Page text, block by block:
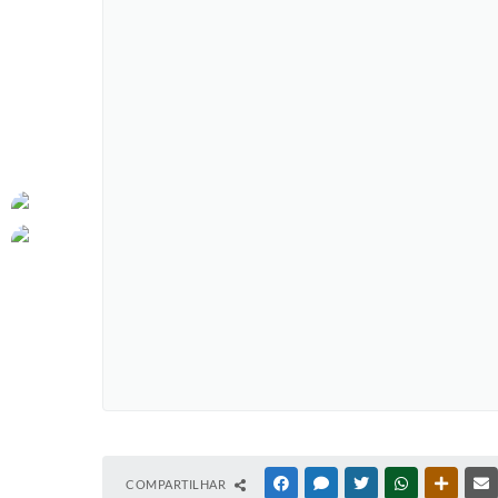
COMPARTILHAR FACEBOOKMESSENGER
TWITTERWHATSAPP